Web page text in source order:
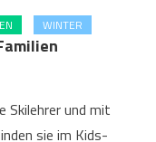
WINTER
Skilehrer und mit
sie im Kids-